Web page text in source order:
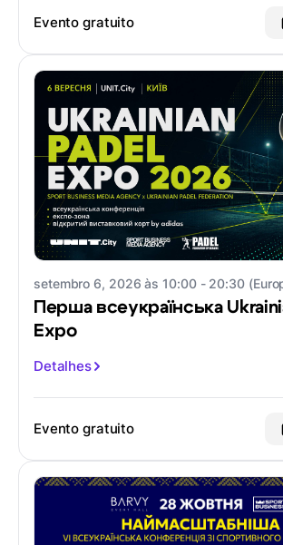
Evento gratuito
setembro 6, 2026 às 10:00 - 20:30
Перша всеукраїнська
Expo
Detalhes
Evento gratuito